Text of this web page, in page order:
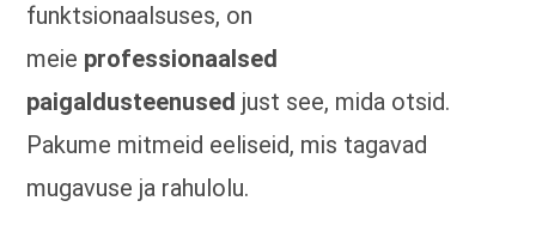
funktsionaalsuses, on
meie professionaalsed
paigaldusteenused just see, mida otsid.
Pakume mitmeid eeliseid, mis tagavad
mugavuse ja rahulolu.